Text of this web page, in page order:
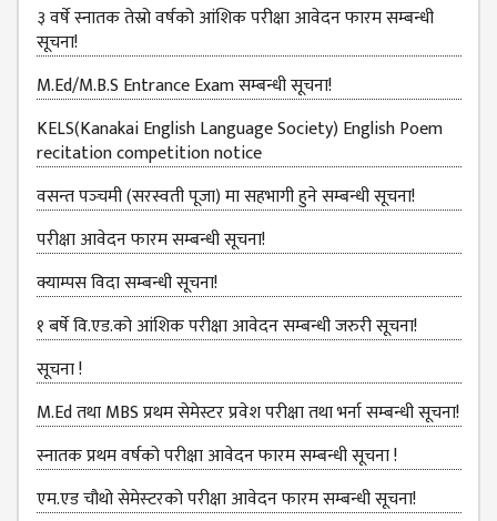
COMMITTEE
ASSESSMENT
TEAM (SAT)
INTERNAL
QUALITY
ASSURANCE
COMMITTEE
(IQAC)
SCHOLARSHIP
& STUDENTS
ASSISTANCE
COMMITTEE
EMIS UNIT
RESEARCH
MANAGEMENT
CELL
३ वर्षे स्नातक तेस्रो वर्षको आंशिक परीक्षा आवेदन फारम सम्बन्धी
सूचना!
M.Ed/M.B.S Entrance Exam सम्बन्धी सूचना!
KELS(Kanakai English Language Society) English Poem
recitation competition notice
वसन्त पञ्‍चमी (सरस्वती पूजा) मा सहभागी हुने सम्बन्धी सूचना!
परीक्षा आवेदन फारम सम्बन्धी सूचना!
क्याम्पस विदा सम्बन्धी सूचना!
१ बर्षे वि.एड.को आंशिक परीक्षा आवेदन सम्बन्धी जरुरी सूचना!
सूचना !
M.Ed तथा MBS प्रथम सेमेस्टर प्रवेश परीक्षा तथा भर्ना सम्बन्धी सूचना!
स्नातक प्रथम वर्षको परीक्षा आवेदन फारम सम्बन्धी सूचना !
एम.एड चौथो सेमेस्‍टरको परीक्षा आवेदन फारम सम्बन्धी सूचना!